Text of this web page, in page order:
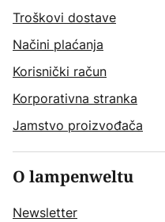
Troškovi dostave
Načini plaćanja
Korisnički račun
Korporativna stranka
Jamstvo proizvođača
O lampenweltu
Newsletter